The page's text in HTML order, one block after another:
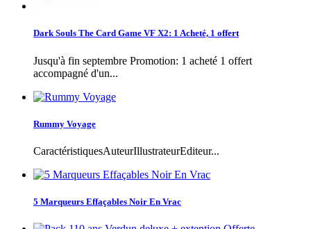
Dark Souls The Card Game VF X2: 1 Acheté, 1 offert
Jusqu'à fin septembre Promotion: 1 acheté 1 offert
accompagné d'un...
Rummy Voyage
CaractéristiquesAuteurIllustrateurEditeur...
5 Marqueurs Effaçables Noir En Vrac